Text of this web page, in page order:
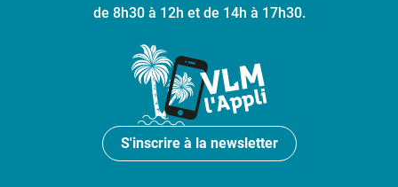
de 8h30 à 12h et de 14h à 17h30.
S'inscrire à la newsletter